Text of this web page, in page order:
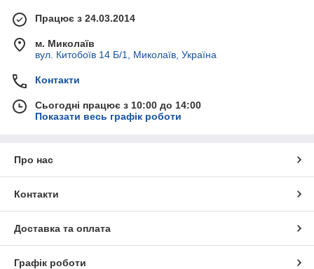
Працює з 24.03.2014
м. Миколаїв
вул. Китобоїв 14 Б/1, Миколаїв, Україна
Контакти
Сьогодні працює з 10:00 до 14:00
Показати весь графік роботи
Про нас
Контакти
Доставка та оплата
Графік роботи